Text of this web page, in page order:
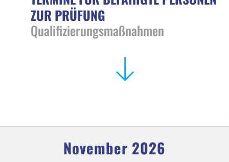
ZUR PRÜFUNG
Qualifizierungsmaßnahmen
November 2026